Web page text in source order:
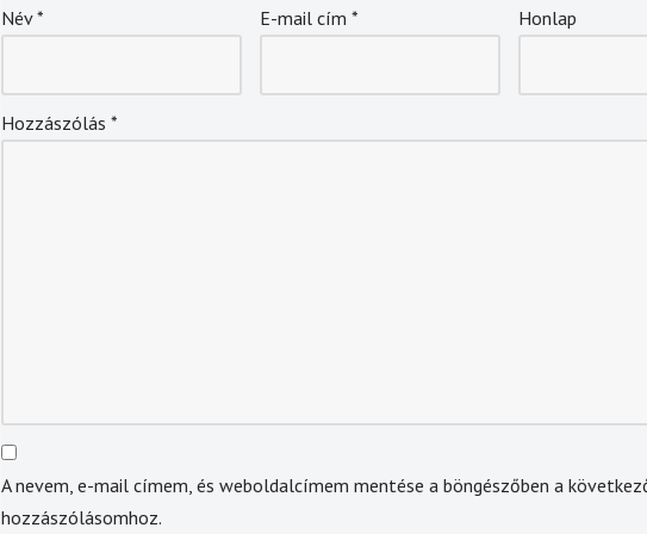
Név* E-mail cím * Honlap
Hozzászólás *
A nevem, e-mail címem, és weboldalcímem mentése a böngészőben a
hozzászólásomhoz.